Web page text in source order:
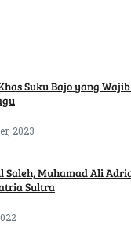
Suku Bajo yang
2023
Saleh, Muhamad Ali
Sultra